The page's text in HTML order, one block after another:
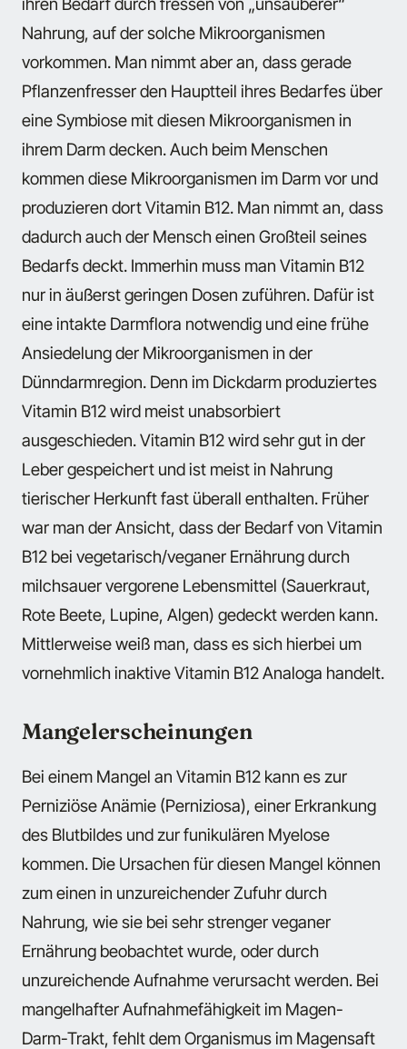
Nahrung, auf der solche Mikroorganismen
vorkommen. Man nimmt aber an, dass gerade
Pflanzenfresser den Hauptteil ihres Bedarfes über
eine Symbiose mit diesen Mikroorganismen in
ihrem Darm decken. Auch beim Menschen
kommen diese Mikroorganismen im Darm vor und
produzieren dort Vitamin B12. Man nimmt an, dass
dadurch auch der Mensch einen Großteil seines
Bedarfs deckt. Immerhin muss man Vitamin B12
nur in äußerst geringen Dosen zuführen. Dafür ist
eine intakte Darmflora notwendig und eine frühe
Ansiedelung der Mikroorganismen in der
Dünndarmregion. Denn im Dickdarm produziertes
Vitamin B12 wird meist unabsorbiert
ausgeschieden. Vitamin B12 wird sehr gut in der
Leber gespeichert und ist meist in Nahrung
tierischer Herkunft fast überall enthalten. Früher
war man der Ansicht, dass der Bedarf von Vitamin
B12 bei vegetarisch/veganer Ernährung durch
milchsauer vergorene Lebensmittel (Sauerkraut,
Rote Beete, Lupine, Algen) gedeckt werden kann.
Mittlerweise weiß man, dass es sich hierbei um
vornehmlich inaktive Vitamin B12 Analoga handelt.
Mangelerscheinungen
Bei einem Mangel an Vitamin B12 kann es zur
Perniziöse Anämie (Perniziosa), einer Erkrankung
des Blutbildes und zur funikulären Myelose
kommen. Die Ursachen für diesen Mangel können
zum einen in unzureichender Zufuhr durch
Nahrung, wie sie bei sehr strenger veganer
Ernährung beobachtet wurde, oder durch
unzureichende Aufnahme verursacht werden. Bei
mangelhafter Aufnahmefähigkeit im Magen-
Darm-Trakt, fehlt dem Organismus im Magensaft